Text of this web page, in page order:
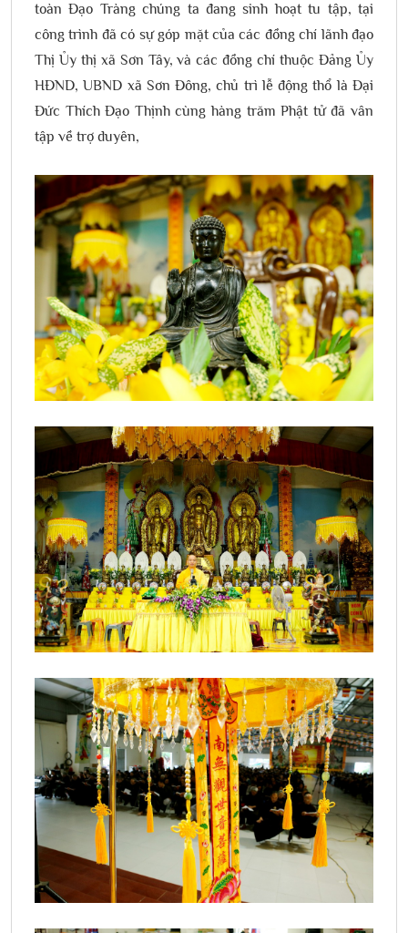
toàn Đạo Tràng chúng ta đang sinh hoạt tu tập, tại
công trình đã có sự góp mặt của các đồng chí lãnh đạo
Thị Ủy thị xã Sơn Tây, và các đồng chí thuộc Đảng Ủy
HĐND, UBND xã Sơn Đông, chủ trì lễ động thổ là Đại
Đức Thích Đạo Thịnh cùng hàng trăm Phật tử đã vân
tập về trợ duyên,